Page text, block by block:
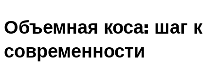
Объемная коса: шаг к
современности